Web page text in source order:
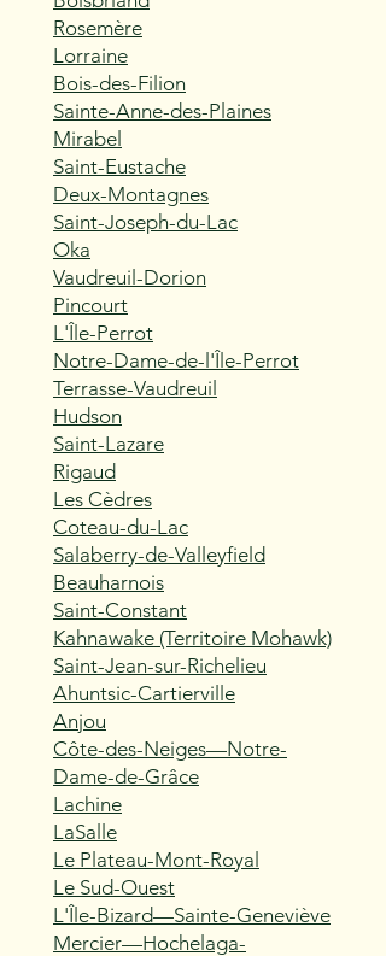
Rosemère
Lorraine
Bois-des-Filion
Sainte-Anne-des-Plaines
Mirabel
Saint-Eustache
Deux-Montagnes
Saint-Joseph-du-Lac
Oka
Vaudreuil-Dorion
Pincourt
L'Île-Perrot
Notre-Dame-de-l'Île-Perrot
Terrasse-Vaudreuil
Hudson
Saint-Lazare
Rigaud
Les Cèdres
Coteau-du-Lac
Salaberry-de-Valleyfield
Beauharnois
Saint-Constant
Kahnawake (Territoire Mohawk)
Saint-Jean-sur-Richelieu
Ahuntsic-Cartierville
Anjou
Côte-des-Neiges—Notre-
Dame-de-Grâce
Lachine
LaSalle
Le Plateau-Mont-Royal
Le Sud-Ouest
L'Île-Bizard—Sainte-Geneviève
Mercier—Hochelaga-